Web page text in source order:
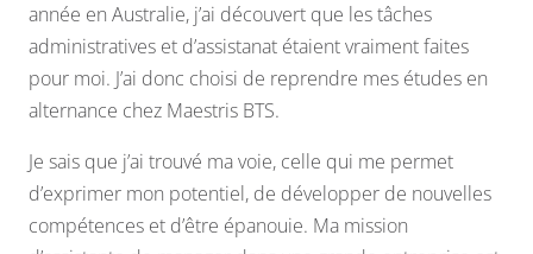
année en Australie, j’ai découvert que les tâches
administratives et d’assistanat étaient vraiment faites
pour moi. J’ai donc choisi de reprendre mes études en
alternance chez Maestris BTS.
Je sais que j’ai trouvé ma voie, celle qui me permet
d’exprimer mon potentiel, de développer de nouvelles
compétences et d’être épanouie. Ma mission